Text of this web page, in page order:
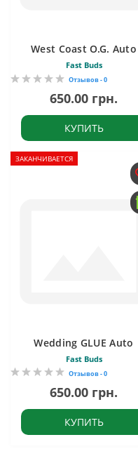
West Coast O.G. Auto
Fast Buds
Отзывов - 0
650.00 грн.
КУПИТЬ
ЗАКАНЧИВАЕТСЯ
Wedding GLUE Auto
Fast Buds
Отзывов - 0
650.00 грн.
КУПИТЬ